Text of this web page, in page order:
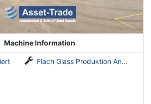
Machine Information
Flach Glass Produktion Anlagen